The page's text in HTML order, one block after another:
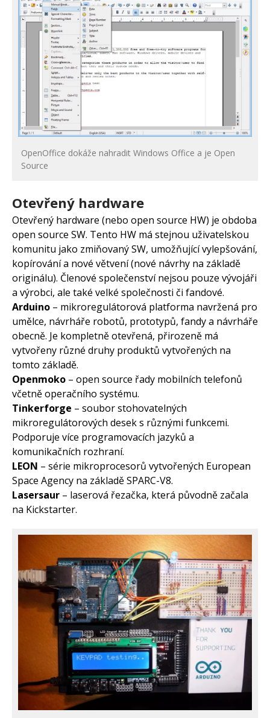
OpenOffice dokáže nahradit Windows Office a je Open
Source
Otevřený hardware
Otevřený hardware (nebo open source HW) je obdoba
open source SW. Tento HW má stejnou uživatelskou
komunitu jako zmiňovaný SW, umožňující vylepšování,
kopírování a nové větvení (nové návrhy na základě
originálu). Členové společenství nejsou pouze vývojáři
a výrobci, ale také velké společnosti či fandové.
Arduino – mikroregulátorová platforma navržená pro
umělce, návrháře robotů, prototypů, fandy a návrháře
obecně. Je kompletně otevřená, přirozeně má
vytvořeny různé druhy produktů vytvořených na
tomto základě.
Openmoko – open source řady mobilních telefonů
včetně operačního systému.
Tinkerforge – soubor stohovatelných
mikroregulátorových desek s různými funkcemi.
Podporuje více programovacích jazyků a
komunikačních rozhraní.
LEON – série mikroprocesorů vytvořených European
Space Agency na základě SPARC-V8.
Lasersaur – laserová řezačka, která původně začala
na Kickstarter.